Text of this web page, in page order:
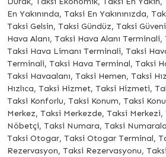
En Yakınında, Taksi En Yakınınızda,
Taksi Gelsin, Taksi Gündüz, Taksi
Hava Alanı, Taksi Hava Alanı
Taksi Hava Limanı Terminali, Taksi
Terminali, Taksi Hava Terminal, Taksi
Taksi Havaalanı, Taksi Hemen, Taksi
Hızlıca, Taksi Hizmet, Taksi Hizmeti,
Taksi Konforlu, Taksi Konum, Taksi
Merkez, Taksi Merkezde, Taksi
Nöbetçi, Taksi Numara, Taksi
Taksi Otogar, Taksi Otogar Terminal,
Rezervasyon, Taksi Rezervasyonu,